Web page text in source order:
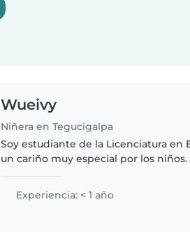
Wueivy
Niñera en Tegucigalpa
Soy estudiante de la Licenciatura en
un cariño muy especial por los
cuidar, acompañar..
Experiencia: < 1 año